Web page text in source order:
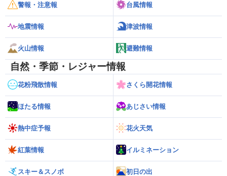
警報・注意報 台風情報
地震情報 津波情報
火山情報 避難情報
自然・季節・レジャー情報
花粉飛散情報 さくら開花情報
ほたる情報 あじさい情報
熱中症予報 花火天気
紅葉情報 イルミネーション
スキー＆スノボ 初日の出